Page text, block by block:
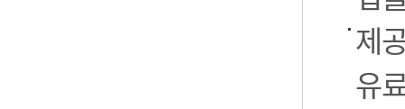
제
유